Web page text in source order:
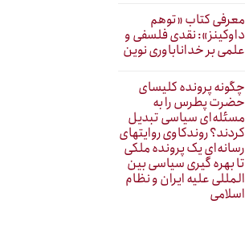
معرفی کتاب «توهم
داوکینز»: نقدی فلسفی و
علمی بر خداناباوری نوین
چگونه پرونده کلیسای
حضرت پطرس را به
مسئله‌ای سیاسی تبدیل
کردند؟ روندکاوی روایتهای
رسانه‌ایِ یک پرونده ملکی
تا بهره گیری سیاسی بین
المللی علیه ایران و نظام
اسلامی